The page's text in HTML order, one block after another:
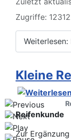
Zugriffe:
Weiterlesen:
Kleine
Reifenkunde
Zur